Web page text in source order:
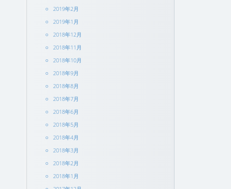
2019年2月
2019年1月
2018年12月
2018年11月
2018年10月
2018年9月
2018年8月
2018年7月
2018年6月
2018年5月
2018年4月
2018年3月
2018年2月
2018年1月